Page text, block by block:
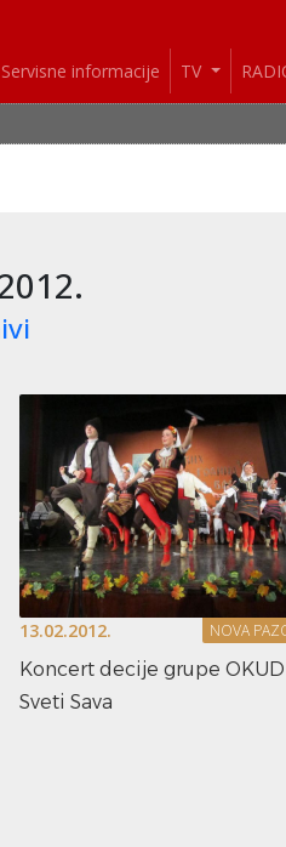
Servisne informacije TV
13.02.2012. NOVA
Koncert decije grupe OKUD
Sveti Sava